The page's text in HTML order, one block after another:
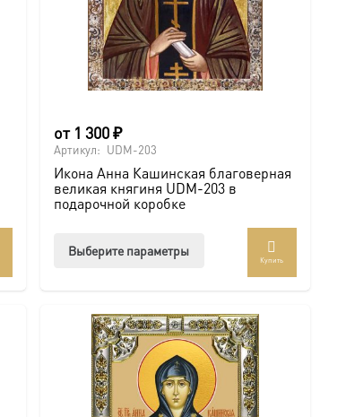
от 1 300₽
Артикул: UDM-203
Икона Анна Кашинская благоверная
великая княгиня UDM-203 в
подарочной коробке
Выберите параметры
вариаций.
Опции
можно
выбрать
Купить